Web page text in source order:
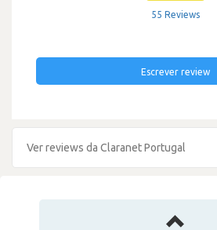
55 Reviews
Escrever review
Ver reviews da Claranet Portugal